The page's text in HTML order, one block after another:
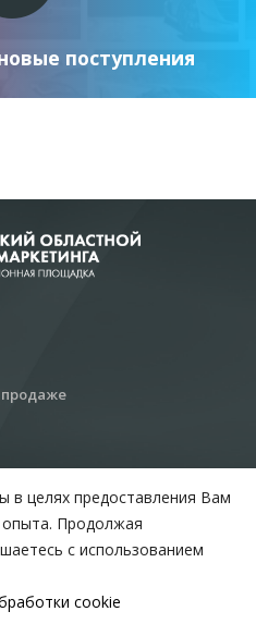
поступления
в целях предоставления Вам
опыта. Продолжая
с использованием
cookie